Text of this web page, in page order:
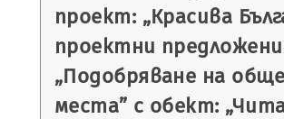
проект: „Красива
проектни
„Подобряване на
места” с обект: